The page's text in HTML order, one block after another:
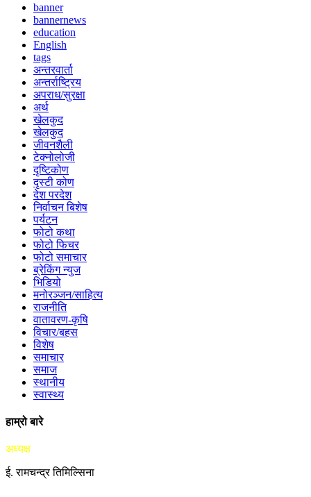
banner
bannernews
education
English
tags
अन्तरवार्ता
अन्तर्राष्ट्रिय
अपराध/सुरक्षा
अर्थ
खेलकुद
खेलकुद
जीवनशैली
टेक्नोलोजी
दृष्टिकोण
दृस्टी कोण
देश परदेश
निर्वाचन बिशेष
पर्यटन
फोटो कथा
फोटो फिचर
फोटो समाचार
ब्रेकिंग न्युज
भिडियो
मनोरञ्जन/साहित्य
राजनीति
वातावरण-कृषि
विचार/बहस
विशेष
समाचार
समाज
स्थानीय
स्वास्थ्य
हाम्रो बारे
अध्यक्ष
ई. रामचन्द्र तिमिल्सिना